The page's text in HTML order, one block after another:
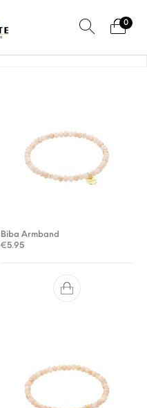
0
Biba Armband
€5.95